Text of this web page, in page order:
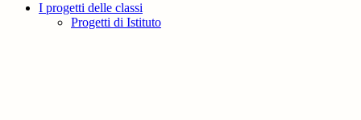
I progetti delle classi
Progetti di Istituto